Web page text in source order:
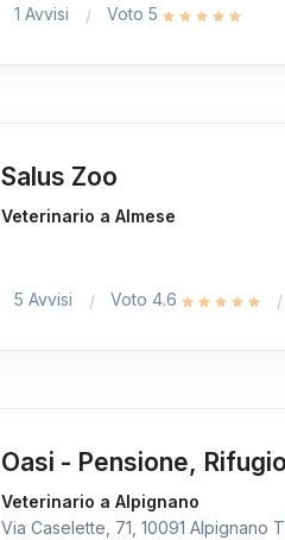
1 Avvisi Voto 5
Salus Zoo
Veterinario a Almese
5 Avvisi Voto 4.6
Oasi - Pensione,
Veterinario a Alpignano
Via Caselette, 71, 10091 Alpignano